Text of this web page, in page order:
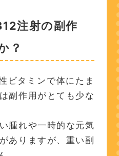
注射の副作
？
ビタミンで体にたま
副作用がとても少な
腫れや一時的な元気
ありますが、重い副